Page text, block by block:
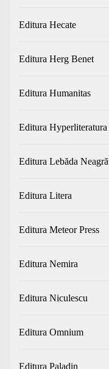
Editura Hecate
Editura Herg Benet
Editura Humanitas
Editura Hyperliteratura
Editura Lebăda Neagră
Editura Litera
Editura Meteor Press
Editura Nemira
Editura Niculescu
Editura Omnium
Editura Paladin